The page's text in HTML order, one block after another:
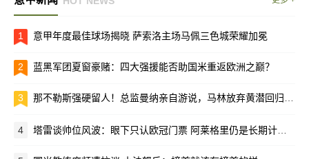
1 意甲年度最佳球场揭晓 萨索洛主场马佩三色城荣耀加冕
2 蓝黑军团夏窗豪赌：四大强援能否助国米重返欧洲之巅？
3 那不勒斯强硬留人！总监曼纳亲自游说，马林放弃黄潜回归母队
4 塔雷谈帅位风波：眼下只认欧冠门票 阿莱格里仍是长期计划核心